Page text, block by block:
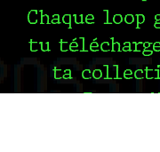
Chaque
tu
ta